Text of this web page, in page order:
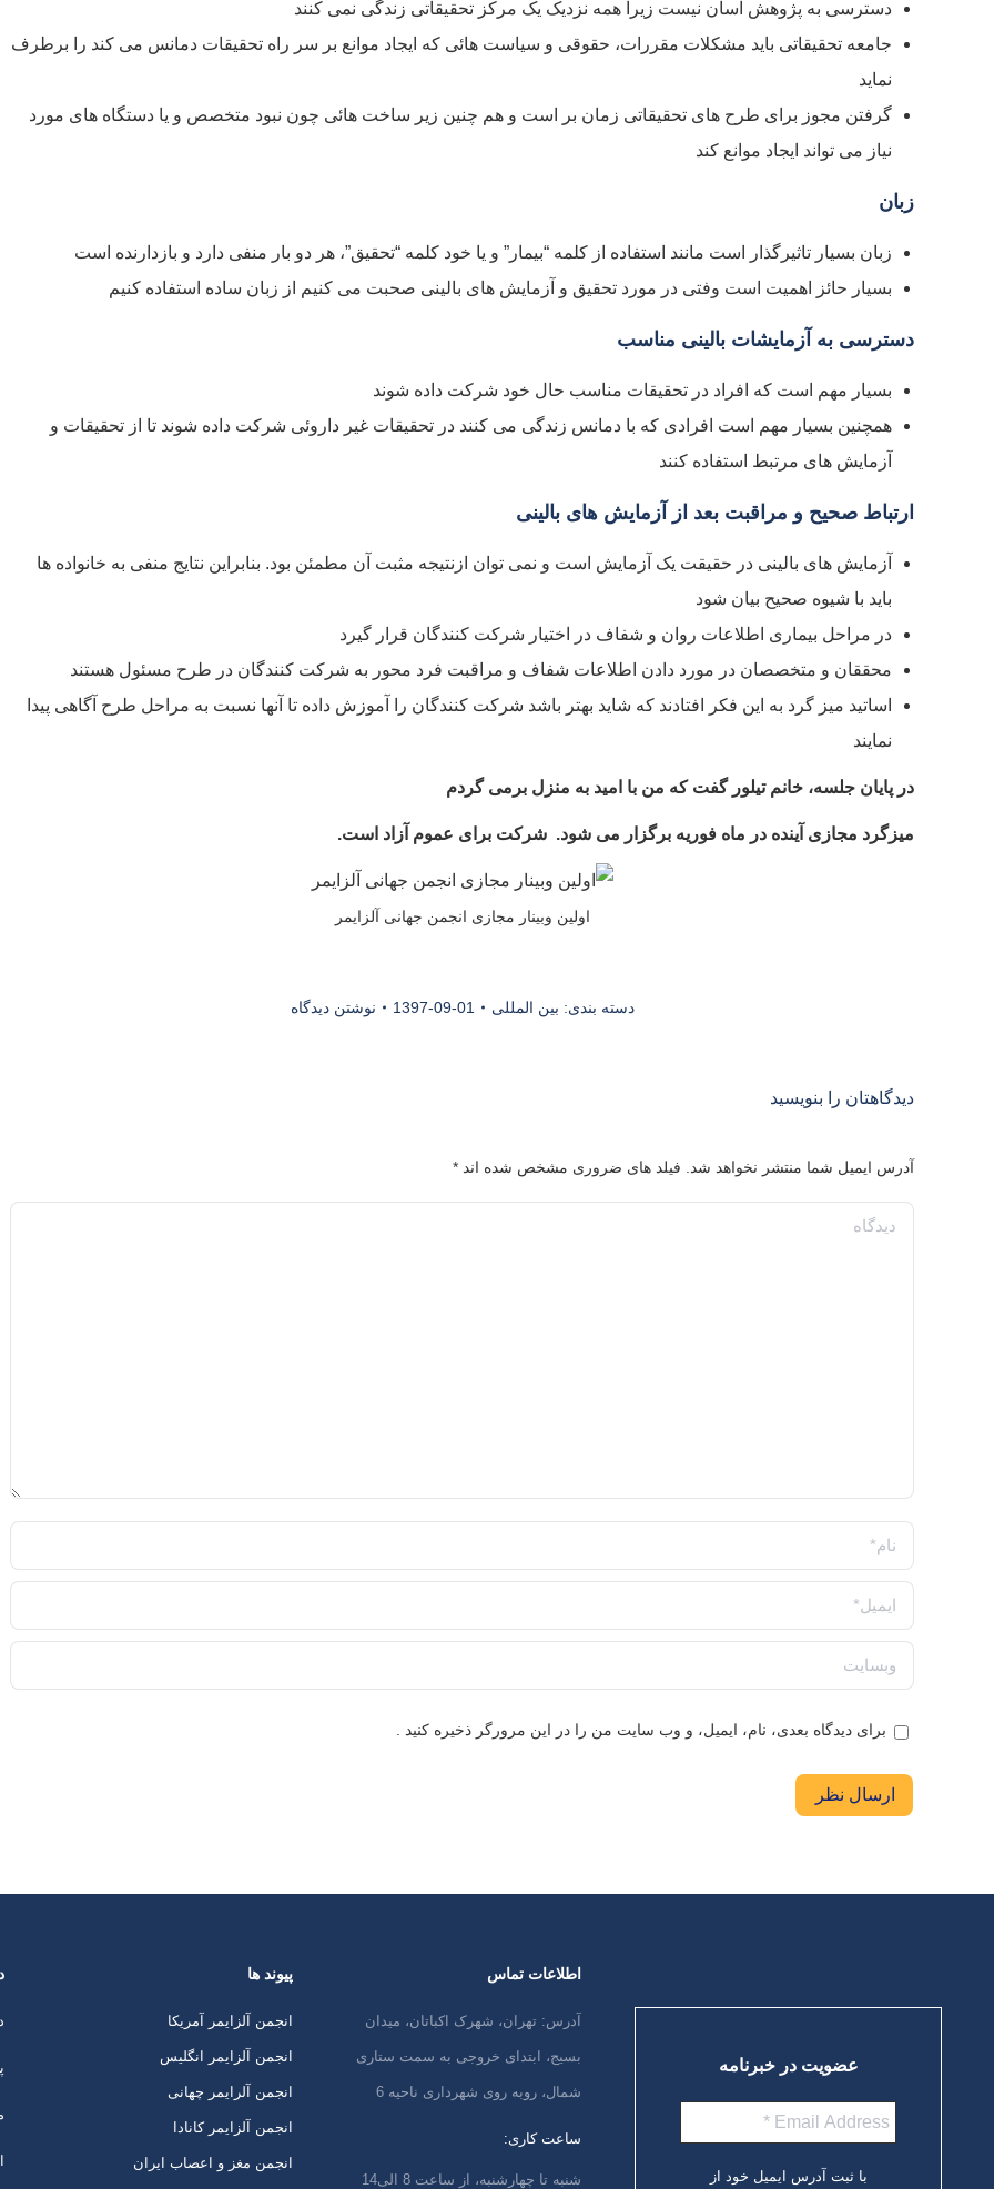
دسترسی به پژوهش آسان نیست زیرا همه نزدیک یک مرکز تحقیقاتی زندگی نمی کنند
جامعه تحقیقاتی باید مشکلات مقررات، حقوقی و سیاست هائی که ایجاد موانع بر سر راه تحقیقات دمانس می کند را برطرف
نماید
گرفتن مجوز برای طرح های تحقیقاتی زمان بر است و هم چنین زیر ساخت هائی چون نبود متخصص و یا دستگاه های مورد
نیاز می تواند ایجاد موانع کند
زبان
زبان بسیار تاثیرگذار است مانند استفاده از کلمه “بیمار” و یا خود کلمه “تحقیق”، هر دو بار منفی دارد و بازدارنده است
بسیار حائز اهمیت است وفتی در مورد تحقیق و آزمایش های بالینی صحبت می کنیم از زبان ساده استفاده کنیم
دسترسی به آزمایشات بالینی مناسب
بسیار مهم است که افراد در تحقیقات مناسب حال خود شرکت داده شوند
همچنین بسیار مهم است افرادی که با دمانس زندگی می کنند در تحقیقات غیر داروئی شرکت داده شوند تا از تحقیقات و
آزمایش های مرتبط استفاده کنند
ارتباط صحیح و مراقبت بعد از آزمایش های بالینی
آزمایش های بالینی در حقیقت یک آزمایش است و نمی توان ازنتیجه مثبت آن مطمئن بود. بنابراین نتایج منفی به خانواده ها
باید با شیوه صحیح بیان شود
در مراحل بیماری اطلاعات روان و شفاف در اختیار شرکت کنندگان قرار گیرد
محققان و متخصصان در مورد دادن اطلاعات شفاف و مراقبت فرد محور به شرکت کنندگان در طرح مسئول هستند
اساتید میز گرد به این فکر افتادند که شاید بهتر باشد شرکت کنندگان را آموزش داده تا آنها نسبت به مراحل طرح آگاهی پیدا
نمایند
در پایان جلسه، خانم تیلور گفت که من با امید به منزل برمی گردم
میزگرد مجازی آینده در ماه فوریه برگزار می شود. شرکت برای عموم آزاد است.
اولین وبینار مجازی انجمن جهانی آلزایمر
دسته بندی: بین المللی 1397-09-01 نوشتن دیدگاه
دیدگاهتان را بنویسید
آدرس ایمیل شما منتشر نخواهد شد. فیلد های ضروری مشخص شده اند *
دیدگاه
نام *
ایمیل *
وبسایت
برای دیدگاه بعدی، نام، ایمیل، و وب سایت من را در این مرورگر ذخیره کنید .
ارسال نظر
عضویت در خبرنامه
با ثبت آدرس ایمیل خود از
اطلاعات تماس
آدرس: تهران، شهرک اکباتان، میدان
بسیج، ابتدای خروجی به سمت ستاری
شمال، روبه روی شهرداری ناحیه 6
ساعت کاری:
شنبه تا چهارشنبه، از ساعت 8 الی14
پیوند ها
انجمن آلزایمر آمریکا
انجمن آلزایمر انگلیس
انجمن آلرایمر چهانی
انجمن آلزایمر کانادا
انجمن مغز و اعصاب ایران